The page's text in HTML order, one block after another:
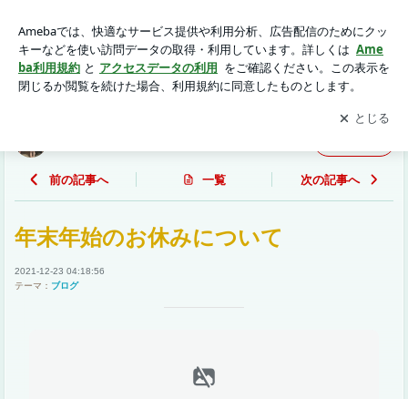
アプリをダウンロードして ブログの更新通知
を受け取りまし
ょう。
開く
前の記事へ 一覧 次の記事へ
年末年始のお休みについて
2021-12-23 04:18:56
テーマ： ブログ